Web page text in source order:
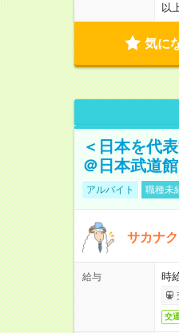
以
気に
＜日本を代
＠日本武道館
アルバイト 職種未
サカナ
給与 時
交